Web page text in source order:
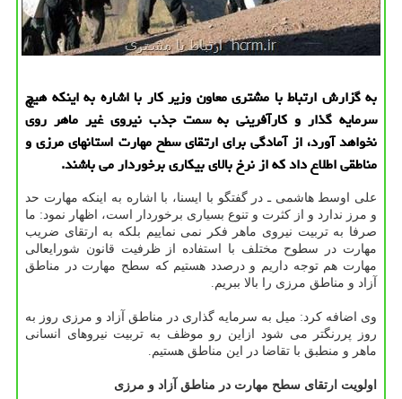
به گزارش ارتباط با مشتری معاون وزیر كار با اشاره به اینكه هیچ
سرمایه گذار و كارآفرینی به سمت جذب نیروی غیر ماهر روی
نخواهد آورد، از آمادگی برای ارتقای سطح مهارت استانهای مرزی و
مناطقی اطلاع داد كه از نرخ بالای بیكاری برخوردار می باشند.
علی اوسط هاشمی ـ در گفتگو با ایسنا، با اشاره به اینكه مهارت حد
و مرز ندارد و از كثرت و تنوع بسیاری برخوردار است، اظهار نمود: ما
صرفا به تربیت نیروی ماهر فكر نمی نماییم بلكه به ارتقای ضریب
مهارت در سطوح مختلف با استفاده از ظرفیت قانون شورایعالی
مهارت هم توجه داریم و درصدد هستیم كه سطح مهارت در مناطق
آزاد و مناطق مرزی را بالا ببریم.
وی اضافه كرد: میل به سرمایه گذاری در مناطق آزاد و مرزی روز به
روز پررنگتر می شود ازاین رو موظف به تربیت نیروهای انسانی
ماهر و منطبق با تقاضا در این مناطق هستیم.
اولویت ارتقای سطح مهارت در مناطق آزاد و مرزی